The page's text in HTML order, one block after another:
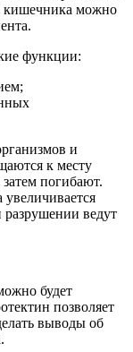
кишечника можно
функции:
и
к месту
погибают.
ведут
будет
позволяет
выводы об